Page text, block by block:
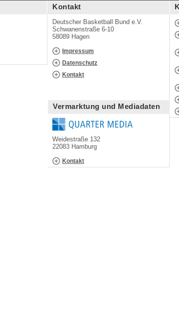
Kontakt
Deutscher Basketball Bund e.V.
Schwanenstraße 6-10
58089 Hagen
Impressum
Datenschutz
Kontakt
Vermarktung und Mediadaten
Weidestraße 132
22083 Hamburg
Kontakt